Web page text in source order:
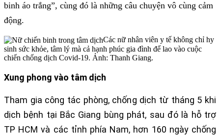
binh áo trắng”, cùng đó là những câu chuyện vô cùng cảm
động.
Các nữ nhân viên y tế không chỉ hy
sinh sức khỏe, tâm lý mà cả hạnh phúc gia đình để lao vào cuộc
chiến chống dịch Covid-19. Ảnh: Thanh Giang.
Xung phong vào tâm dịch
Tham gia công tác phòng, chống dịch từ tháng 5 khi
dịch bệnh tại Bắc Giang bùng phát, sau đó là hỗ trợ
TP HCM và các tỉnh phía Nam, hơn 160 ngày chống